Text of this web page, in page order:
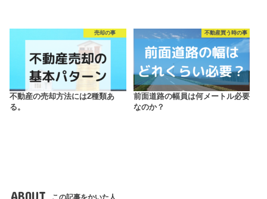
売却の事
不動産の売却方法には2種類あ
る。
不動産買う時の事
前面道路の幅員は何メートル必要
なのか？
ABOUT